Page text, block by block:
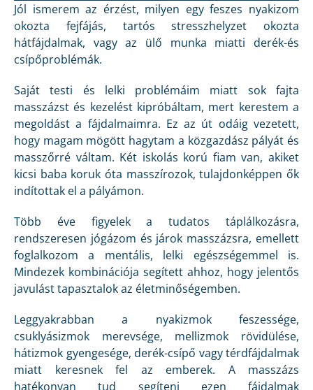
Jól ismerem az érzést, milyen egy feszes nyakizom
okozta fejfájás, tartós stresszhelyzet okozta
hátfájdalmak, vagy az ülő munka miatti derék-és
csípőproblémák.
Saját testi és lelki problémáim miatt sok fajta
masszázst és kezelést kipróbáltam, mert kerestem a
megoldást a fájdalmaimra. Ez az út odáig vezetett,
hogy magam mögött hagytam a közgazdász pályát és
masszőrré váltam. Két iskolás korú fiam van, akiket
kicsi baba koruk óta masszírozok, tulajdonképpen ők
indítottak el a pályámon.
Több éve figyelek a tudatos táplálkozásra,
rendszeresen jógázom és járok masszázsra, emellett
foglalkozom a mentális, lelki egészségemmel is.
Mindezek kombinációja segített ahhoz, hogy jelentős
javulást tapasztalok az életminőségemben.
Leggyakrabban a nyakizmok feszessége,
csuklyásizmok merevsége, mellizmok rövidülése,
hátizmok gyengesége, derék-csípő vagy térdfájdalmak
miatt keresnek fel az emberek. A masszázs
hatékonyan tud segíteni ezen fájdalmak